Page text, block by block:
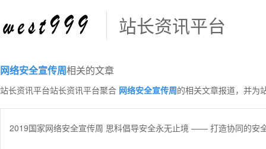
站长资讯平台
网络安全宣传周相关的文章
站长资讯平台站长资讯平台聚合 网络安全宣传周的相关文章报道，并为
2019国家网络安全宣传周 思科倡导安全永无止境 —— 打造协同的安